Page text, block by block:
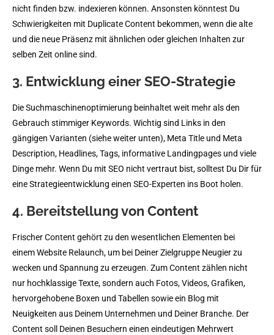
nicht finden bzw. indexieren können. Ansonsten könntest Du
Schwierigkeiten mit Duplicate Content bekommen, wenn die alte
und die neue Präsenz mit ähnlichen oder gleichen Inhalten zur
selben Zeit online sind.
3. Entwicklung einer SEO-Strategie
Die Suchmaschinenoptimierung beinhaltet weit mehr als den
Gebrauch stimmiger Keywords. Wichtig sind Links in den
gängigen Varianten (siehe weiter unten), Meta Title und Meta
Description, Headlines, Tags, informative Landingpages und viele
Dinge mehr. Wenn Du mit SEO nicht vertraut bist, solltest Du Dir für
eine Strategieentwicklung einen SEO-Experten ins Boot holen.
4. Bereitstellung von Content
Frischer Content gehört zu den wesentlichen Elementen bei
einem Website Relaunch, um bei Deiner Zielgruppe Neugier zu
wecken und Spannung zu erzeugen. Zum Content zählen nicht
nur hochklassige Texte, sondern auch Fotos, Videos, Grafiken,
hervorgehobene Boxen und Tabellen sowie ein Blog mit
Neuigkeiten aus Deinem Unternehmen und Deiner Branche. Der
Content soll Deinen Besuchern einen eindeutigen Mehrwert